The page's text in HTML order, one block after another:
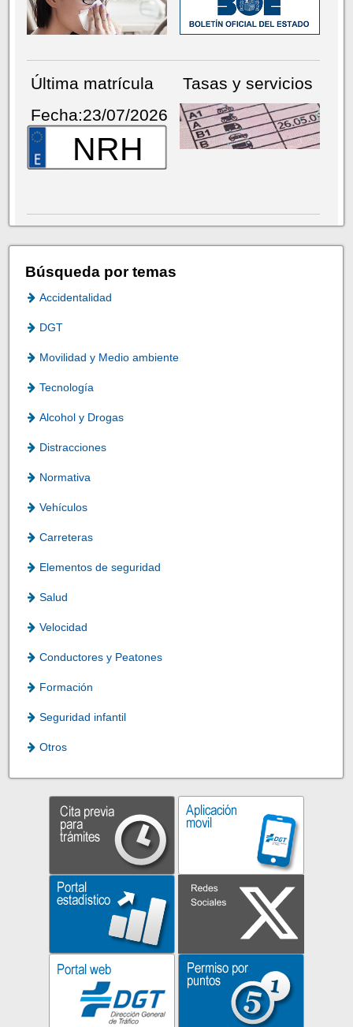
Última matrícula
Fecha:23/07/2026
NRH
Tasas y servicios
Búsqueda por temas
Accidentalidad
DGT
Movilidad y Medio ambiente
Tecnología
Alcohol y Drogas
Distracciones
Normativa
Vehículos
Carreteras
Elementos de seguridad
Salud
Velocidad
Conductores y Peatones
Formación
Seguridad infantil
Otros